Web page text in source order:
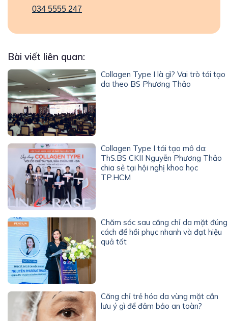
034 5555 247
Bài viết liên quan:
Collagen Type I là gì? Vai trò tái tạo
da theo BS Phương Thảo
Collagen Type I tái tạo mô da:
ThS.BS CKII Nguyễn Phương Thảo
chia sẻ tại hội nghị khoa học
TP.HCM
Chăm sóc sau căng chỉ da mặt đúng
cách để hồi phục nhanh và đạt hiệu
quả tốt
Căng chỉ trẻ hóa da vùng mặt cần
lưu ý gì để đảm bảo an toàn?